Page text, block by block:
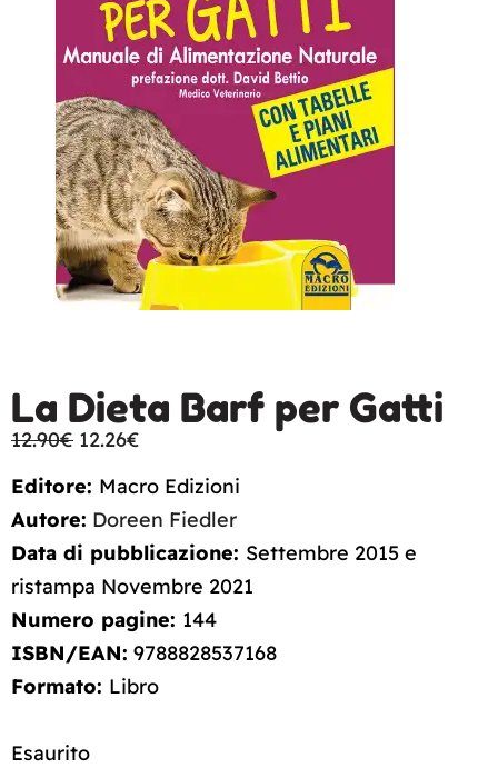
La Dieta Barf per Gatti
12.90€ 12.26€
Editore: Macro Edizioni
Autore: Doreen Fiedler
Data di pubblicazione: Settembre 2015 e
ristampa Novembre 2021
Numero pagine: 144
ISBN/EAN: 9788828537168
Formato: Libro
Esaurito